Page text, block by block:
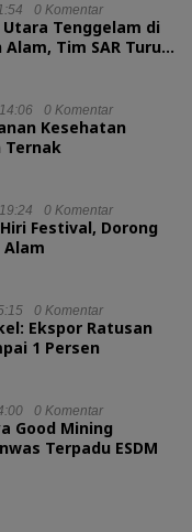
0 Komentar
Tenggelam di
Tim SAR Turun
0 Komentar
Kesehatan
Ternak
0 Komentar
Festival, Dorong
0 Komentar
Ekspor Ratusan
1 Persen
0 Komentar
Good Mining
Terpadu ESDM